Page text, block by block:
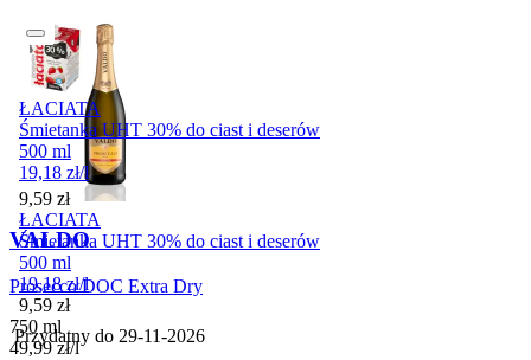
ŁACIATA
Śmietanka UHT 30% do ciast i deserów
500 ml
19,18 zł/l
Cena
9,59 zł
ŁACIATA
Śmietanka UHT 30% do ciast i deserów
500 ml
19,18 zł/l
Cena
9,59 zł
Przydatny do 29-11-2026
VALDO
Prosecco DOC Extra Dry
750 ml
49,99 zł/l